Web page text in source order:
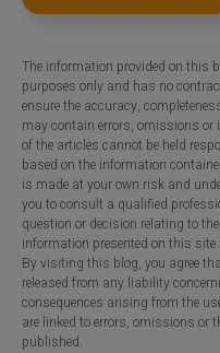
The information provided on this
purposes only and has no
ensure the accuracy,
may contain errors, omissions or
of the articles cannot be held
based on the information
is made at your own risk and
you to consult a qualified
question or decision relating to
information presented on this
By visiting this blog, you agree
released from any liability
consequences arising from the
are linked to errors, omissions or
published.